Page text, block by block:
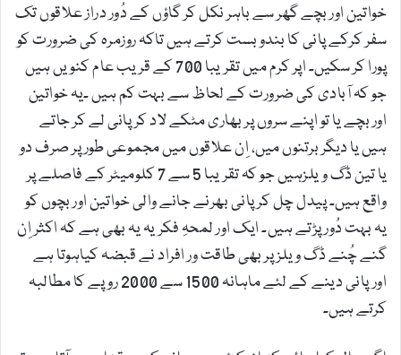
خواتین اور بچے گھر سے باہر نکل کر گاؤں کے دُور دراز علاقوں تک
سفر کرکے پانی کا بندوبست کرتے ہیں تاکہ روزمرہ کی ضرورت کو
پورا کر سکیں۔ اپر کرم میں تقریبا 700 کے قریب عام کنویں ہیں
جو کہ آبادی کی ضرورت کے لحاظ سے بہت کم ہیں ۔یہ خواتین
اور بچے یا تو اپنے سروں پر بھاری مٹکے لاد کر پانی لے کر جاتے
ہیں یا دیگر برتنوں میں، اِن علاقوں میں مجموعی طور پر صرف دو
یا تین ڈگ ویلزہیں جو کہ تقریبا 5 سے 7 کلومیٹر کے فاصلے پر
واقع ہیں۔ پیدل چل کر پانی بھرنے جانے والی خواتین اور بچوں کو
یہ بہت دُور پڑتے ہیں۔ ایک اور لمحہِ فکریہ یہ بھی ہے کہ اکثر اِن
گنے چُنے ڈگ ویلز پر بھی طاقت ور افراد نے قبضہ کیاہوتا ہے
اورپانی دینے کے لئے ماہانہ 1500 سے 2000 روپے کا مطالبہ
کرتے ہیں۔